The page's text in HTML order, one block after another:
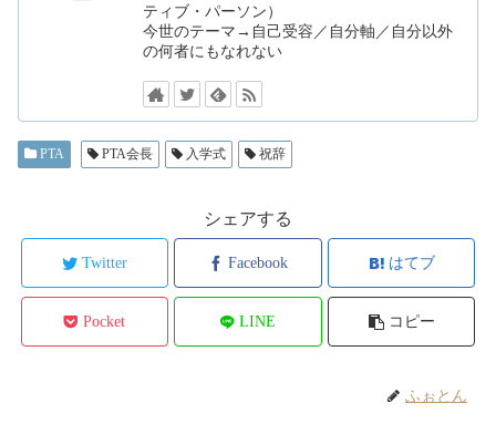
ティブ・パーソン）
今世のテーマ→自己受容／自分軸／自分以外
の何者にもなれない
PTA PTA会長 入学式 祝辞
シェアする
Twitter Facebook はてブ
Pocket LINE コピー
ふぉとん